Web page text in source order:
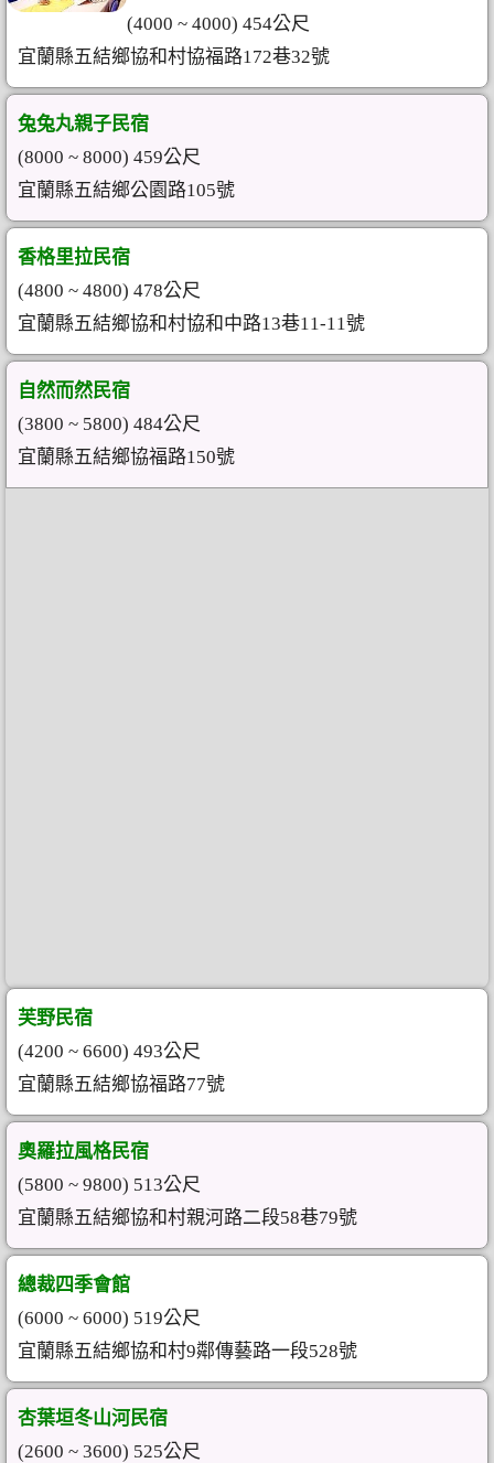
(4000 ~ 4000) 454公尺
宜蘭縣五結鄉協和村協福路172巷32號
兔兔丸親子民宿
(8000 ~ 8000) 459公尺
宜蘭縣五結鄉公園路105號
香格里拉民宿
(4800 ~ 4800) 478公尺
宜蘭縣五結鄉協和村協和中路13巷11-11號
自然而然民宿
(3800 ~ 5800) 484公尺
宜蘭縣五結鄉協福路150號
芙野民宿
(4200 ~ 6600) 493公尺
宜蘭縣五結鄉協福路77號
奧羅拉風格民宿
(5800 ~ 9800) 513公尺
宜蘭縣五結鄉協和村親河路二段58巷79號
總裁四季會館
(6000 ~ 6000) 519公尺
宜蘭縣五結鄉協和村9鄰傳藝路一段528號
杏葉垣冬山河民宿
(2600 ~ 3600) 525公尺